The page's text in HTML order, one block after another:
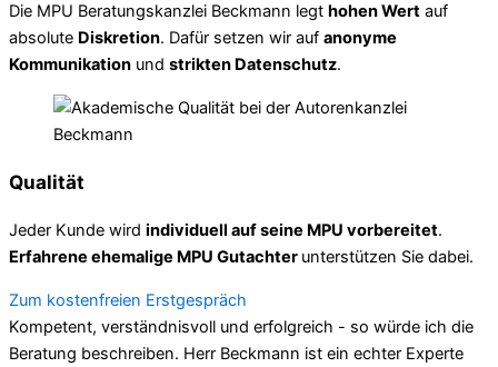
Die MPU Beratungskanzlei Beckmann legt hohen Wert auf
absolute Diskretion. Dafür setzen wir auf anonyme
Kommunikation und strikten Datenschutz.
Qualität
Jeder Kunde wird individuell auf seine MPU vorbereitet.
Erfahrene ehemalige MPU Gutachter unterstützen Sie dabei.
Zum kostenfreien Erstgespräch
Kompetent, verständnisvoll und erfolgreich - so würde ich die
Beratung beschreiben. Herr Beckmann ist ein echter Experte